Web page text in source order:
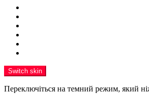
Switch skin
Переключіться на темний режим, який